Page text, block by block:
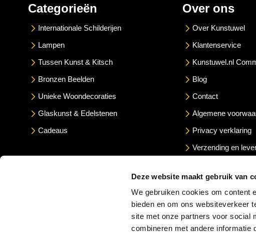
Deze website maakt gebruik van
We gebruiken cookies om content
bieden en om ons websiteverkeer
site met onze partners voor social
combineren met andere informatie
Categorieën
Internationale Schilderijen
Lampen
Tussen Kunst & Kitsch
Bronzen Beelden
Unieke Woondecoraties
Glaskunst & Edelstenen
Cadeaus
Over ons
Over Kunstuwel
Klantenservice
Kunstuwel.nl
Blog
Contact
Algemene
Privacy verklaring
Verzending en